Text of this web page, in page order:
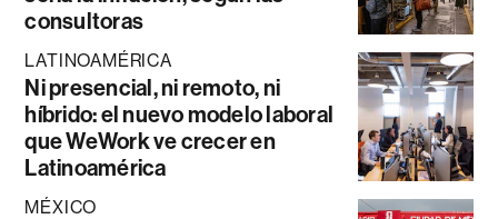
consultoras
LATINOAMÉRICA
Ni presencial, ni remoto, ni
híbrido: el nuevo modelo laboral
que WeWork ve crecer en
Latinoamérica
MÉXICO